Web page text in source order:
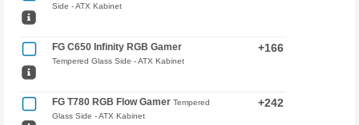
Side - ATX Kabinet
FG C650 Infinity RGB Gamer
Tempered Glass Side - ATX Kabinet
+166
FG T780 RGB Flow Gamer Tempered
Glass Side - ATX Kabinet
+242